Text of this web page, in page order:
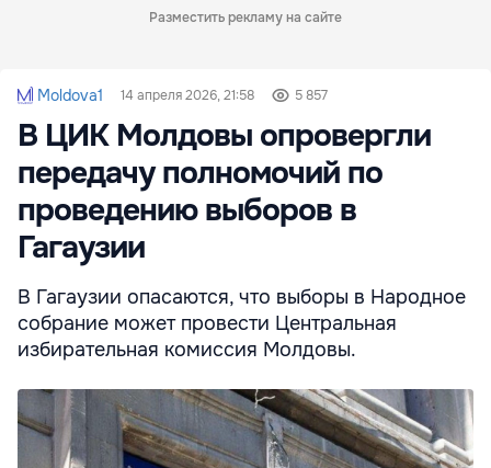
Разместить рекламу на сайте
Moldova1 14 апреля 2026, 21:58 5 857
В ЦИК Молдовы опровергли
передачу полномочий по
проведению выборов в
Гагаузии
В Гагаузии опасаются, что выборы в Народное
собрание может провести Центральная
избирательная комиссия Молдовы.